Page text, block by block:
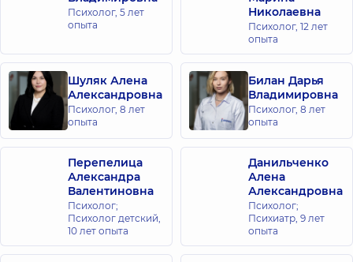
Психолог, 5 лет
опыта
Николаевна
Психолог, 12 лет
опыта
Шуляк Алена
Александровна
Психолог, 8 лет
опыта
Билан Дарья
Владимировна
Психолог, 8 лет
опыта
Перепелица
Александра
Валентиновна
Психолог;
Психолог детский,
10 лет опыта
Данильченко
Алена
Александровна
Психолог;
Психиатр, 9 лет
опыта